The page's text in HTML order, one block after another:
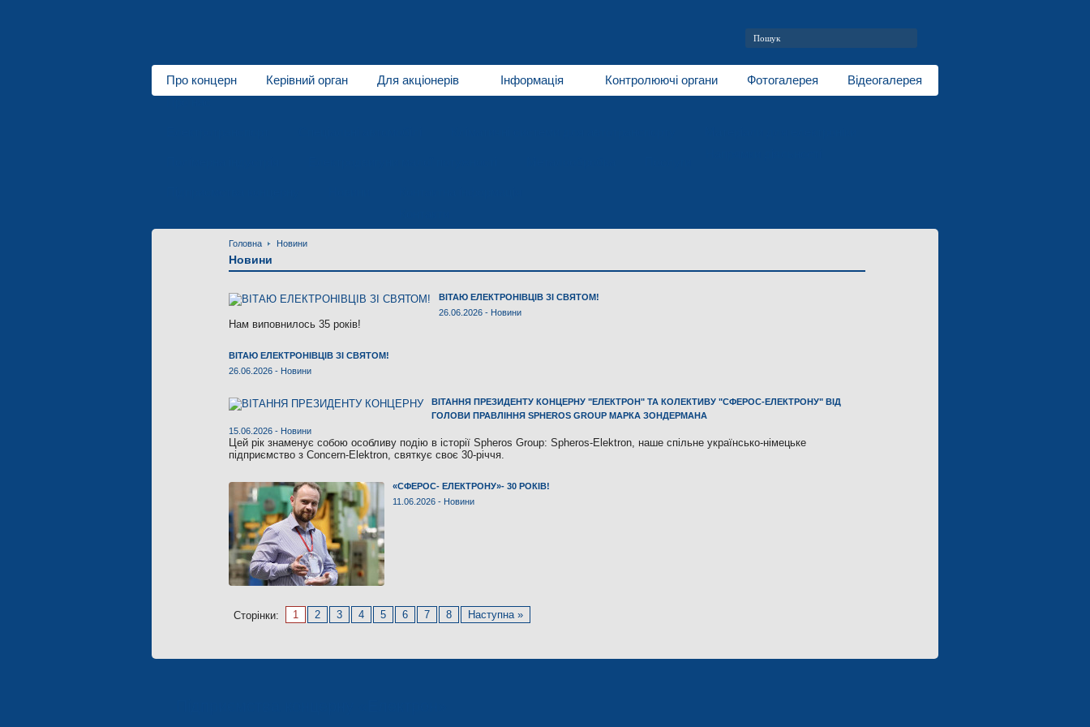
Про концерн Керівний орган Для акціонерів Інформація Контролюючі органи Фотогалерея
Відеогалерея
Головна Новини
Новини
ВІТАЮ ЕЛЕКТРОНІВЦІВ ЗІ СВЯТОМ!
26.06.2026 - Новини
Нам виповнилось 35 років!
ВІТАЮ ЕЛЕКТРОНІВЦІВ ЗІ СВЯТОМ!
26.06.2026 - Новини
ВІТАННЯ ПРЕЗИДЕНТУ КОНЦЕРНУ "ЕЛЕКТРОН" ТА КОЛЕКТИВУ "СФЕРОС-ЕЛЕКТРОНУ" ВІД
ГОЛОВИ ПРАВЛІННЯ SPHEROS GROUP МАРКА ЗОНДЕРМАНА
15.06.2026 - Новини
Цей рік знаменує собою особливу подію в історії Spheros Group: Spheros-Elektron, наше спільне українсько-німецьке
підприємство з Concern-Elektron, святкує своє 30-річчя.
«СФЕРОС- ЕЛЕКТРОНУ»- 30 РОКІВ!
11.06.2026 - Новини
Сторінки: 1 2 3 4 5 6 7 8 Наступна »